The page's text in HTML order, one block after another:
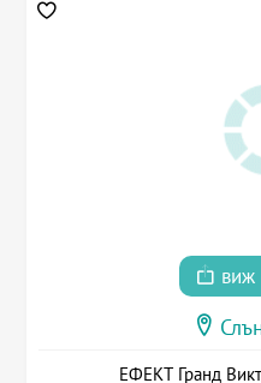
виж
ЕФЕКТ Гранд